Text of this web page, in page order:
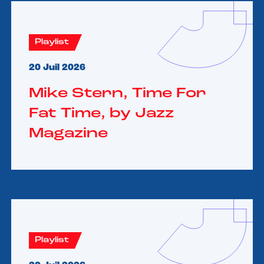
Playlist
20 Juil 2026
Mike Stern, Time For
Fat Time, by Jazz
Magazine
Playlist